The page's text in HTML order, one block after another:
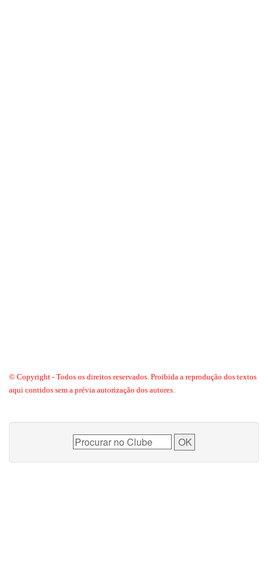
© Copyright - Todos os direitos reservados. Proibida a reprodução dos textos
aqui contidos sem a prévia autorização dos autores.